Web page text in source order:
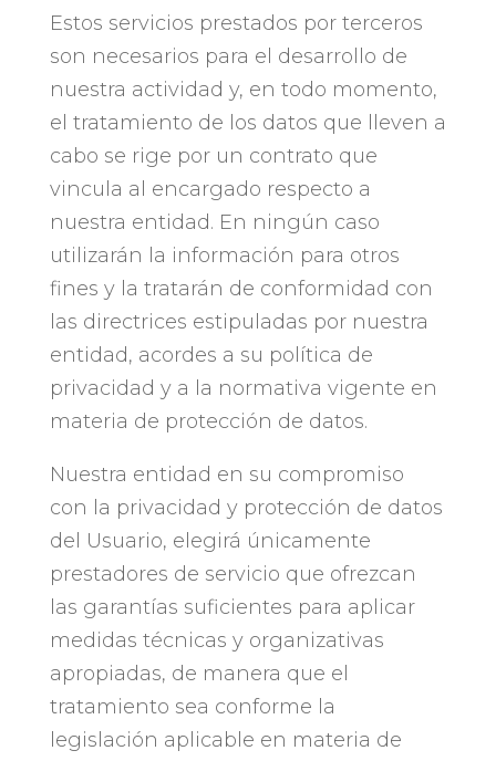
Estos servicios prestados por terceros
son necesarios para el desarrollo de
nuestra actividad y, en todo momento,
el tratamiento de los datos que lleven a
cabo se rige por un contrato que
vincula al encargado respecto a
nuestra entidad. En ningún caso
utilizarán la información para otros
fines y la tratarán de conformidad con
las directrices estipuladas por nuestra
entidad, acordes a su política de
privacidad y a la normativa vigente en
materia de protección de datos.
Nuestra entidad en su compromiso
con la privacidad y protección de datos
del Usuario, elegirá únicamente
prestadores de servicio que ofrezcan
las garantías suficientes para aplicar
medidas técnicas y organizativas
apropiadas, de manera que el
tratamiento sea conforme la
legislación aplicable en materia de